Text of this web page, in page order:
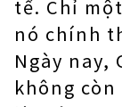
tế. Chỉ
nó chính
Ngày nay,
không